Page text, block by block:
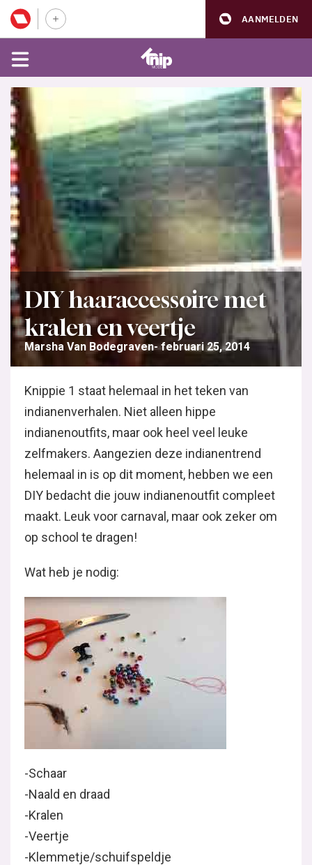
AANMELDEN
DIY haaraccessoire met
kralen en veertje
Marsha Van Bodegraven februari 25, 2014
Knippie 1 staat helemaal in het teken van
indianenverhalen. Niet alleen hippe
indianenoutfits, maar ook heel veel leuke
zelfmakers. Aangezien deze indianentrend
helemaal in is op dit moment, hebben we een
DIY bedacht die jouw indianenoutfit compleet
maakt. Leuk voor carnaval, maar ook zeker om
op school te dragen!
Wat heb je nodig:
-Schaar
-Naald en draad
-Kralen
-Veertje
-Klemmetje/schuifspeldje